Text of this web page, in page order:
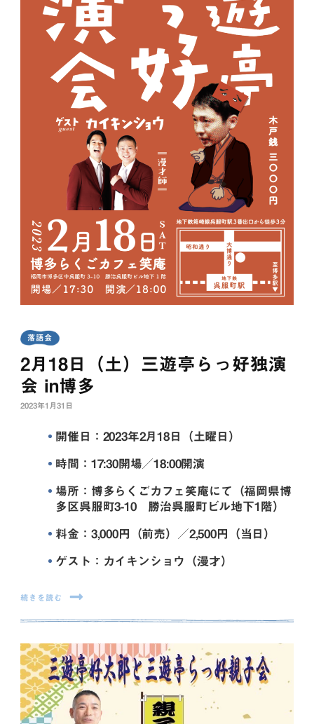
落語会
2月18日（土）三遊亭らっ好独演
会 in博多
2023年1月31日
開催日：2023年2月18日（土曜日）
時間：17:30開場／18:00開演
場所：博多らくごカフェ笑庵にて（福岡県博
多区呉服町3-10 勝治呉服町ビル地下1階）
料金：3,000円（前売）／2,500円（当日）
ゲスト：カイキンショウ（漫才）
続きを読む